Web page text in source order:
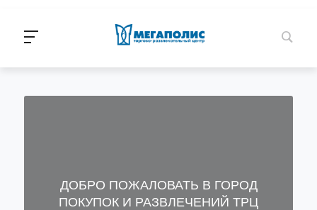
ДОБРО ПОЖАЛОВАТЬ В ГОРОД
ПОКУПОК И РАЗВЛЕЧЕНИЙ ТРЦ